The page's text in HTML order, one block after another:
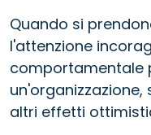
Quando si
l'attenzione
comportamentale
altri effetti